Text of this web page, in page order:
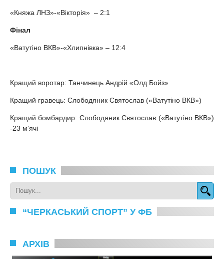
«Княжа ЛНЗ»-«Вікторія» – 2:1
Фінал
«Ватутіно ВКВ»-«Хлипнівка» – 12:4
Кращий воротар: Танчинець Андрій «Олд Бойз»
Кращий гравець: Слободяник Святослав («Ватутіно ВКВ»)
Кращий бомбардир: Слободяник Святослав («Ватутіно ВКВ»)
-23 м’ячі
ПОШУК
“ЧЕРКАСЬКИЙ СПОРТ” У ФБ
АРХІВ